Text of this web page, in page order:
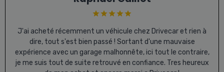
J'ai acheté récemment un véhicule chez Drivecar et rien à
dire, tout s'est bien passé ! Sortant d'une mauvaise
expérience avec un garage malhonnête, ici tout le contraire,
je me suis tout de suite retrouvé en confiance. Tres heureux